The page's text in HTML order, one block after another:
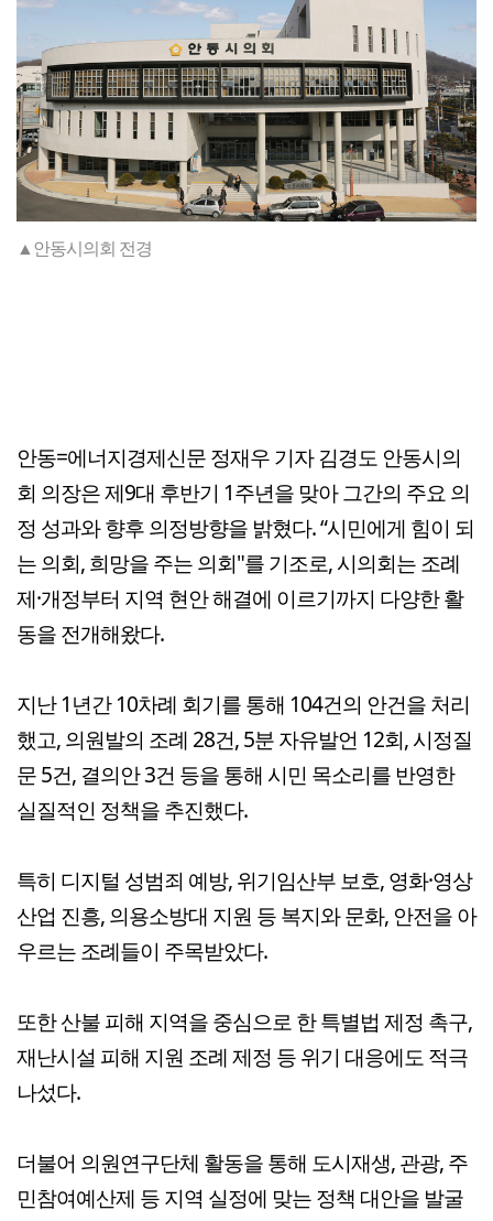
▲안동시의회 전경
안동=에너지경제신문 정재우 기자 김경도 안동시의
회 의장은 제9대 후반기 1주년을 맞아 그간의 주요 의
정 성과와 향후 의정방향을 밝혔다. “시민에게 힘이 되
는 의회, 희망을 주는 의회"를 기조로, 시의회는 조례
제·개정부터 지역 현안 해결에 이르기까지 다양한 활
동을 전개해왔다.
지난 1년간 10차례 회기를 통해 104건의 안건을 처리
했고, 의원발의 조례 28건, 5분 자유발언 12회, 시정질
문 5건, 결의안 3건 등을 통해 시민 목소리를 반영한
실질적인 정책을 추진했다.
특히 디지털 성범죄 예방, 위기임산부 보호, 영화·영상
산업 진흥, 의용소방대 지원 등 복지와 문화, 안전을 아
우르는 조례들이 주목받았다.
또한 산불 피해 지역을 중심으로 한 특별법 제정 촉구,
재난시설 피해 지원 조례 제정 등 위기 대응에도 적극
나섰다.
더불어 의원연구단체 활동을 통해 도시재생, 관광, 주
민참여예산제 등 지역 실정에 맞는 정책 대안을 발굴